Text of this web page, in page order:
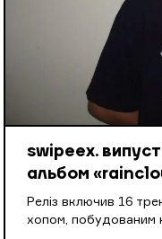
swipeex.
альбом
Реліз включив 16
хопом, побудованим